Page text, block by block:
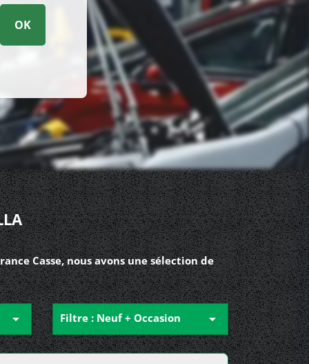
OK
Casse, nous avons une sélection de
 Filtre : Neuf + Occasion 